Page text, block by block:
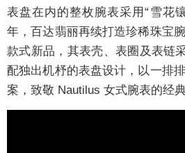
表盘在内的整枚腕表采用“雪花
年，百达翡丽再续打造珍稀珠宝
款式新品，其表壳、表圈及表链
配独出机杼的表盘设计，以一排
案，致敬 Nautilus 女式腕表的经典